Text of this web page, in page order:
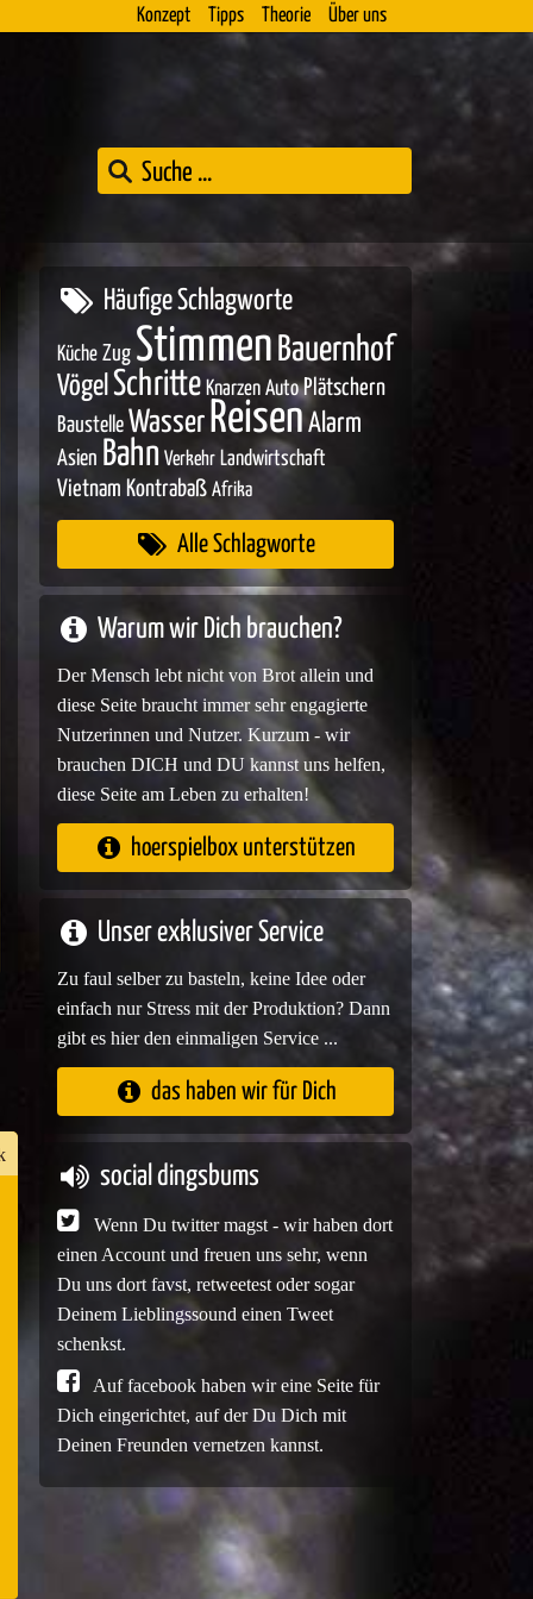
Konzept Tipps Theorie Über uns
Häufige Schlagworte
Küche Zug Stimmen Bauernhof
Vögel Schritte Knarzen Auto Plätschern
Baustelle Wasser ReisenAlarm
Asien Bahn Verkehr Landwirtschaft
Vietnam Kontrabaß Afrika
Alle Schlagworte
Warum wir Dich brauchen?
Der Mensch lebt nicht von Brot allein und
diese Seite braucht immer sehr engagierte
Nutzerinnen und Nutzer. Kurzum - wir
brauchen DICH und DU kannst uns helfen,
diese Seite am Leben zu erhalten!
hoerspielbox unterstützen
Unser exklusiver Service
Zu faul selber zu basteln, keine Idee oder
einfach nur Stress mit der Produktion? Dann
gibt es hier den einmaligen Service ...
das haben wir für Dich
social dingsbums
Wenn Du twitter magst - wir haben dort
einen Account und freuen uns sehr, wenn
Du uns dort favst, retweetest oder sogar
Deinem Lieblingssound einen Tweet
schenkst.
Auf facebook haben wir eine Seite für
Dich eingerichtet, auf der Du Dich mit
Deinen Freunden vernetzen kannst.